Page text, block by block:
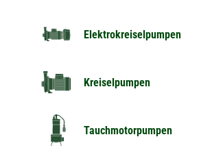
Elektrokreiselpumpen
Kreiselpumpen
Tauchmotorpumpen